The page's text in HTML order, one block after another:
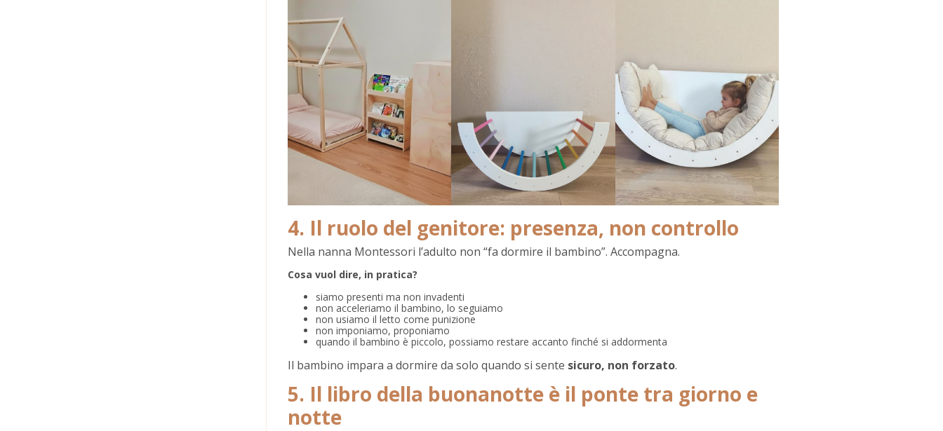
4. Il ruolo del genitore: presenza, non controllo
Nella nanna Montessori l’adulto non “fa dormire il bambino”. Accompagna.
Cosa vuol dire, in pratica?
siamo presenti ma non invadenti
non acceleriamo il bambino, lo seguiamo
non usiamo il letto come punizione
non imponiamo, proponiamo
quando il bambino è piccolo, possiamo restare accanto finché si addormenta
Il bambino impara a dormire da solo quando si sente sicuro, non forzato.
5. Il libro della buonanotte è il ponte tra giorno e
notte